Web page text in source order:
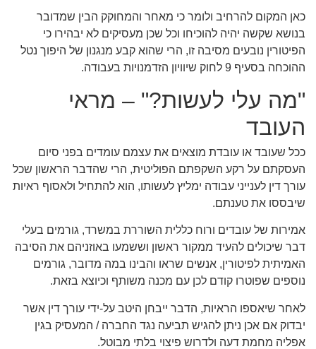
כאן המקום להרחיב ולומר כי מאחר והמחוקק הבין שמדובר
בנושא שקשה יהיה להוכיחו וכל שכן מעסיקים לא יבהירו כי
הפיטורין נובעים מסיבה זו, הרי שהוא קבע מנגנון של היפוך נטל
ההוכחה בסעיף 9 לחוק שיוויון הזדמנויות בעבודה.
"מה עלי לעשות?" – מראי
העובד
ככל שעובד או עובדת מוצאים את עצמם עומדים בפני סיום
העסקתם על רקע השקפתם הפוליטית, הרי שהדבר הראשון שכל
עורך דין לענייני עבודה ימליץ לעשותו, הוא להתחיל ולאסוף ראיות
שיבססו את טענתם.
אמירות של עובדים ורוח כללית השוררת במשרד, גורמים בעלי
דבר שיכולים להעיד ממקור ראשון וששמעו באוזניהם את הסיבה
האמיתית לפיטורין, אנשים שראו והבינו במה מדובר, גורמים
נוספים שפוטרו קודם לכן עם מכנה משותף וכיוצא בזאת.
לאחר שיאספו הראיות, הדבר ייבחן היטב על-ידי עורך דין אשר
יבדוק אם אכן ניתן להגיש תביעה נגד החברה / המעסיק בגין
אפליה מחמת דעה ולדרוש פיצוי בלתי מבוטל.